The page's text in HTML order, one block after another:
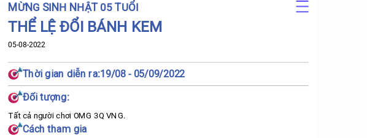
MỪNG SINH NHẬT 05 TUỔI
THỂ LỆ ĐỔI BÁNH KEM
05-08-2022
Thời gian diễn ra:19/08 - 05/09/2022
Đối tượng:
Tất cả người chơi OMG 3Q VNG.
Cách tham gia